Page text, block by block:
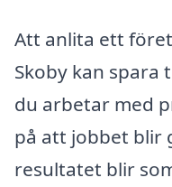
Att anlita ett
Skoby kan
du arbetar med
på att jobbet blir
resultatet blir